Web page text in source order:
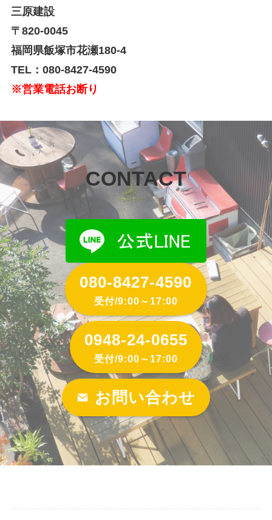
三原建設
〒820-0045
福岡県飯塚市花瀬180-4
TEL：080-8427-4590
※営業電話お断り
CONTACT
080-8427-4590
受付/9:00～17:00
0948-24-0655
受付/9:00～17:00
お問い合わせ